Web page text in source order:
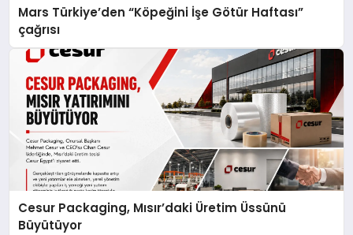
Mars Türkiye’den “Köpeğini İşe Götür Haftası”
çağrısı
Cesur Packaging, Mısır’daki Üretim Üssünü
Büyütüyor